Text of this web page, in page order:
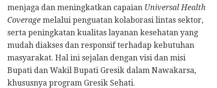
menjaga dan meningkatkan capaian Universal Health
Coverage melalui penguatan kolaborasi lintas sektor,
serta peningkatan kualitas layanan kesehatan yang
mudah diakses dan responsif terhadap kebutuhan
masyarakat. Hal ini sejalan dengan visi dan misi
Bupati dan Wakil Bupati Gresik dalam Nawakarsa,
khususnya program Gresik Sehati.